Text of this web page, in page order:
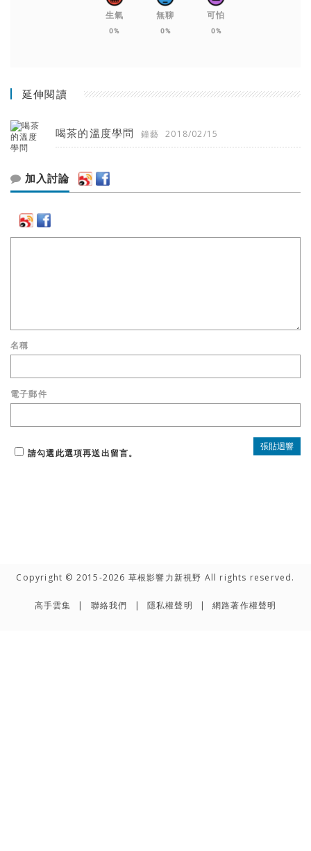
生氣
0%
無聊
0%
可怕
0%
延伸閱讀
喝茶的溫度學問 鐘藝 2018/02/15
加入討論
名稱
電子郵件
請勾選此選項再送出留言。
Copyright © 2015-2026 草根影響力新視野 All rights reserved.
高手雲集 聯絡我們 隱私權聲明 網路著作權聲明